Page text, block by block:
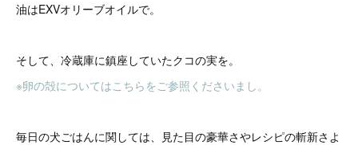
油はEXVオリーブオイルで。
そして、冷蔵庫に鎮座していたクコの実を。
※卵の殻についてはこちらをご参照くださいまし。
毎日の犬ごはんに関しては、見た目の豪華さやレシピの斬新さよ